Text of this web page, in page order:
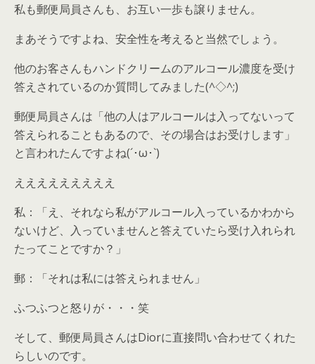
私も郵便局員さんも、お互い一歩も譲りません。
まあそうですよね、安全性を考えると当然でしょう。
他のお客さんもハンドクリームのアルコール濃度を受け
答えされているのか質問してみました(^◇^;)
郵便局員さんは「他の人はアルコールは入ってないって
答えられることもあるので、その場合はお受けします」
と言われたんですよね(´･ω･`)
えええええええええ
私：「え、それなら私がアルコール入っているかわから
ないけど、入っていませんと答えていたら受け入れられ
たってことですか？」
郵：「それは私には答えられません」
ふつふつと怒りが・・・笑
そして、郵便局員さんはDiorに直接問い合わせてくれた
らしいのです。